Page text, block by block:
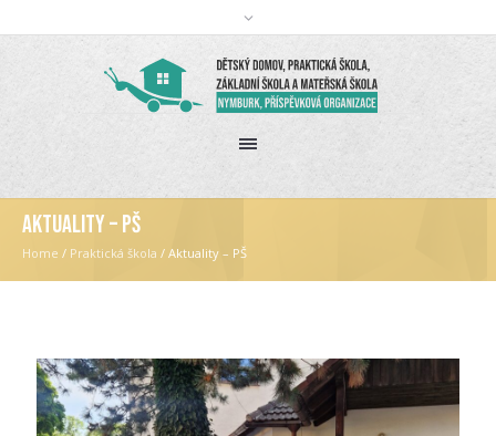
Aktuality – PŠ
Home / Praktická škola / Aktuality – PŠ